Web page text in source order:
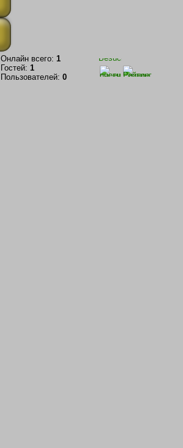
Онлайн всего: 1
Гостей: 1
Пользователей: 0